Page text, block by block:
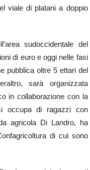
viale di platani a doppio
sudoccidentale del
di euro e oggi nelle fasi
pubblica oltre 5 ettari del
sarà organizzata
in collaborazione con la
occupa di ragazzi con
agricola Di Landro, ha
di cui sono